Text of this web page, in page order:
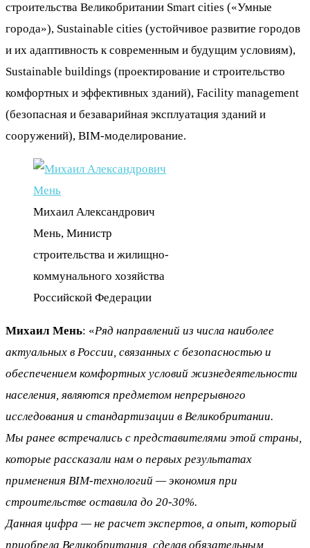
строительства Великобритании Smart cities («Умные
города»), Sustainable cities (устойчивое развитие городов
и их адаптивность к современным и будущим условиям),
Sustainable buildings (проектирование и строительство
комфортных и эффективных зданий), Facility management
(безопасная и безаварийная эксплуатация зданий и
сооружений), BIM-моделирование.
Михаил Александрович
Мень, Министр
строительства и жилищно-
коммунального хозяйства
Российской Федерации
Михаил Мень: «Ряд направлений из числа наиболее
актуальных в России, связанных с безопасностью и
обеспечением комфортных условий жизнедеятельности
населения, являются предметом непрерывного
исследования и стандартизации в Великобритании.
Мы ранее встречались с представителями этой страны,
которые рассказали нам о первых результатах
применения BIM-технологий —экономия при
строительстве оставила до 20-30%.
Данная цифра —не расчет экспертов, а опыт, который
приобрела Великобритания, сделав обязательным